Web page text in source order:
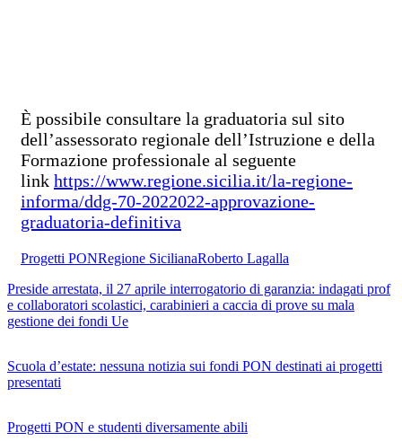
È possibile consultare la graduatoria sul sito
dell’assessorato regionale dell’Istruzione e della
Formazione professionale al seguente
link https://www.regione.sicilia.it/la-regione-
informa/ddg-70-2022022-approvazione-
graduatoria-definitiva
Progetti PONRegione SicilianaRoberto Lagalla
Preside arrestata, il 27 aprile interrogatorio di garanzia: indagati prof
e collaboratori scolastici, carabinieri a caccia di prove su mala
gestione dei fondi Ue
Scuola d’estate: nessuna notizia sui fondi PON destinati ai progetti
presentati
Progetti PON e studenti diversamente abili